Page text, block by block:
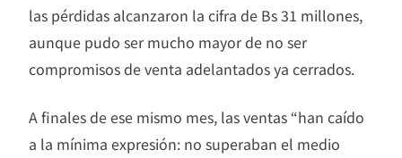
las pérdidas alcanzaron la cifra de Bs 31 millones,
aunque pudo ser mucho mayor de no ser
compromisos de venta adelantados ya cerrados.
A finales de ese mismo mes, las ventas “han caído
a la mínima expresión: no superaban el medio